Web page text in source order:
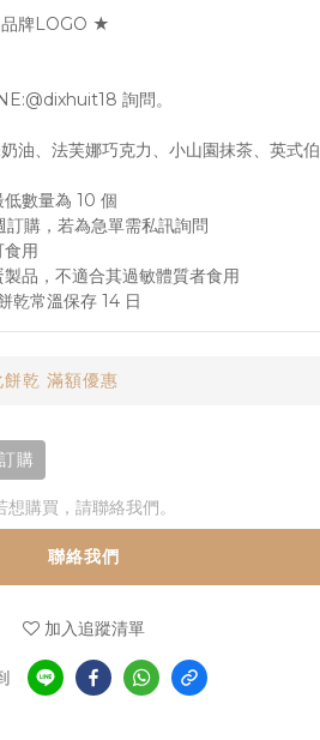
牌LOGO ★
詢問。
油、法芙娜巧克力、小山園抹茶、英式伯
低數量為 10 個
訂購，若為急單需私訊詢問
食用
製品，不適合其過敏體質者食用
乾常溫保存 14 日
乾 滿額優惠
購
想購買，請聯絡我們。
聯絡我們
加入追蹤清單